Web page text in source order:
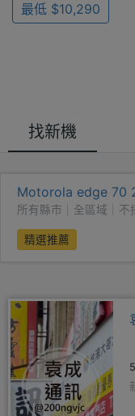
最低 $10,290
找新機
Motorola edge 70
所有縣市｜全區域｜不
精選推薦